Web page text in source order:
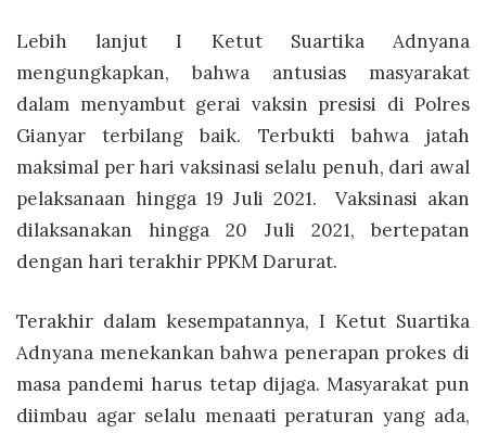
Lebih lanjut I Ketut Suartika Adnyana
mengungkapkan, bahwa antusias masyarakat
dalam menyambut gerai vaksin presisi di Polres
Gianyar terbilang baik. Terbukti bahwa jatah
maksimal per hari vaksinasi selalu penuh, dari awal
pelaksanaan hingga 19 Juli 2021. Vaksinasi akan
dilaksanakan hingga 20 Juli 2021, bertepatan
dengan hari terakhir PPKM Darurat.
Terakhir dalam kesempatannya, I Ketut Suartika
Adnyana menekankan bahwa penerapan prokes di
masa pandemi harus tetap dijaga. Masyarakat pun
diimbau agar selalu menaati peraturan yang ada,